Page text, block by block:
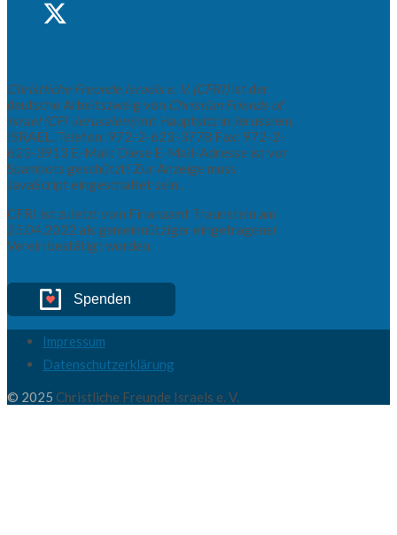
Christliche Freunde Israels e. V. (CFRI)ist der
deutsche Arbeitszweig von Christian Friends of
Israel (CFI-Jerusalem)mit Hauptsitz in Jerusalem,
ISRAEL. Telefon: 972-2-623-3778 Fax: 972-2-
623-3913 E-Mail: Diese E-Mail-Adresse ist vor
Spambots geschützt! Zur Anzeige muss
JavaScript eingeschaltet sein..
CFRI ist zuletzt vom Finanzamt Traunstein am
25.04.2022 als gemeinnütziger eingetragener
Verein bestätigt worden.
Spenden
Impressum
Datenschutzerklärung
© 2025 Christliche Freunde Israels e. V.